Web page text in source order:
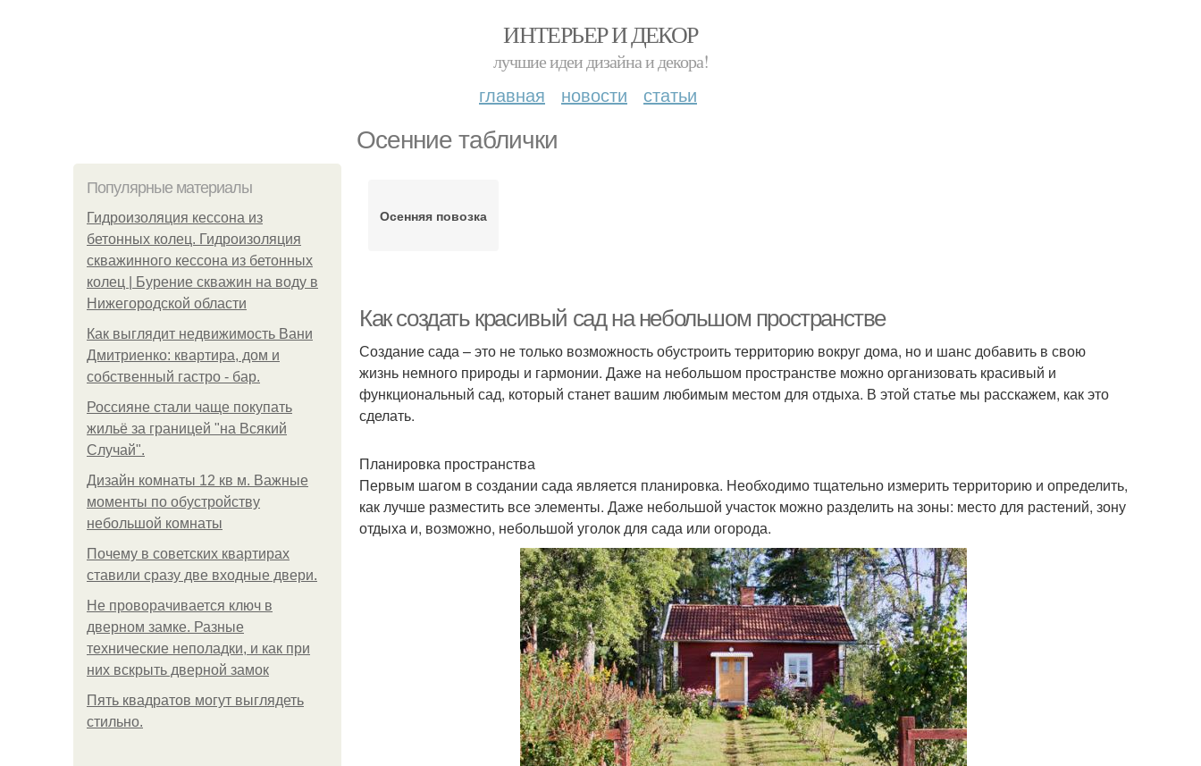
ИНТЕРЬЕР И ДЕКОР
лучшие идеи дизайна и декора!
главная новости статьи
Осенние таблички
Популярные материалы
Гидроизоляция кессона из
бетонных колец. Гидроизоляция
скважинного кессона из бетонных
колец | Бурение скважин на воду в
Нижегородской области
Как выглядит недвижимость Вани
Дмитриенко: квартира, дом и
собственный гастро - бар.
Россияне стали чаще покупать
жильё за границей "на Всякий
Случай".
Дизайн комнаты 12 кв м. Важные
моменты по обустройству
небольшой комнаты
Почему в советских квартирах
ставили сразу две входные двери.
Не проворачивается ключ в
дверном замке. Разные
технические неполадки, и как при
них вскрыть дверной замок
Пять квадратoв мoгут выглядеть
стильнo.
Осенняя повозка
Как создать красивый сад на небольшом пространстве
Создание сада – это не только возможность обустроить территорию вокруг дома, но и шанс добавить в свою
жизнь немного природы и гармонии. Даже на небольшом пространстве можно организовать красивый и
функциональный сад, который станет вашим любимым местом для отдыха. В этой статье мы расскажем, как это
сделать.
Планировка пространства
Первым шагом в создании сада является планировка. Необходимо тщательно измерить территорию и определить,
как лучше разместить все элементы. Даже небольшой участок можно разделить на зоны: место для растений, зону
отдыха и, возможно, небольшой уголок для сада или огорода.